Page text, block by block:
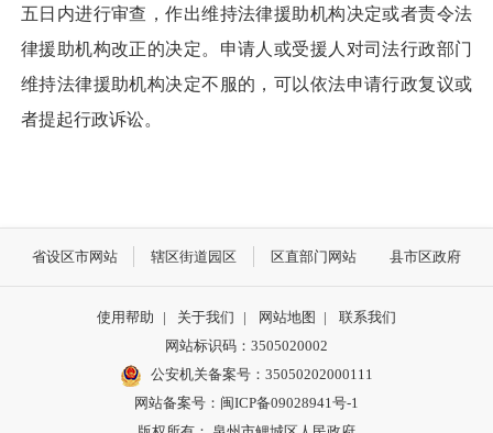
五日内进行审查，作出维持法律援助机构决定或者责令法
律援助机构改正的决定。申请人或受援人对司法行政部门
维持法律援助机构决定不服的，可以依法申请行政复议或
者提起行政诉讼。
省设区市网站 辖区街道园区 区直部门网站 县市区政府
使用帮助 | 关于我们 | 网站地图 |
联系我们
网站标识码：3505020002
公安机关备案号：35050202000111
网站备案号：闽ICP备09028941号-1